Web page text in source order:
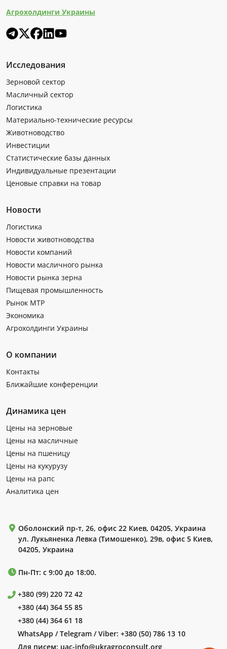
Агрохолдинги Украины
Исследования
Зерновой сектор
Масличный сектор
Логистика
Материально-технические ресурсы
Животноводство
Инвестиции
Статистические базы данных
Индивидуальные презентации
Ценовые справки на товар
Новости
Логистика
Новости животноводства
Новости компаний
Новости масличного рынка
Новости рынка зерна
Пищевая промышленность
Рынок МТР
Экономика
Агрохолдинги Украины
О компании
Контакты
Ближайшие конференции
Динамика цен
Цены на зерновые
Цены на масличные
Цены на пшеницу
Цены на кукурузу
Цены на рапс
Аналитика цен
Оболонский пр-т, 26, офис 22 Киев, 04205, Украина
ул. Лукьяненка Левка (Тимошенко), 29в, офис 5 Киев,
04205, Украина
Пн-Пт: с 9:00 до 18:00.
+380 (99) 220 72 42
+380 (44) 364 55 85
+380 (44) 364 61 18
WhatsApp / Telegram / Viber: +380 (50) 786 13 10
Для писем: uac-info@ukragroconsult.org